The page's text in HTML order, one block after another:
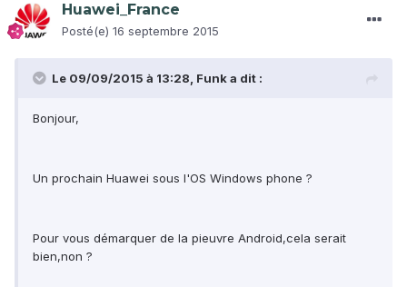
Huawei_France
Posté(e) 16 septembre 2015
Le 09/09/2015 à 13:28, Funk a dit :
Bonjour,
Un prochain Huawei sous l'OS Windows phone ?
Pour vous démarquer de la pieuvre Android,cela serait
bien,non ?